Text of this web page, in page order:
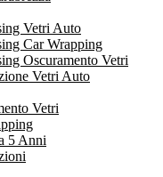
Vetri Auto
Car Wrapping
Oscuramento Vetri
Vetri Auto
Vetri
5 Anni